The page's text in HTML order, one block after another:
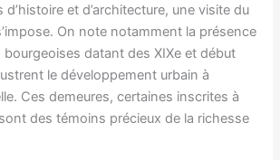
d’histoire et d’architecture, une visite du
On note notamment la présence
bourgeoises datant des XIXe et début
le développement urbain à
Ces demeures, certaines inscrites à
des témoins précieux de la richesse